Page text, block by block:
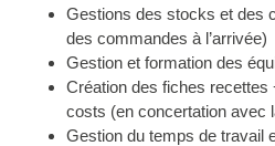
Gestions des stocks et des
des commandes à l’arrivée)
Gestion et formation des
Création des fiches recettes
costs (en concertation avec
Gestion du temps de travail